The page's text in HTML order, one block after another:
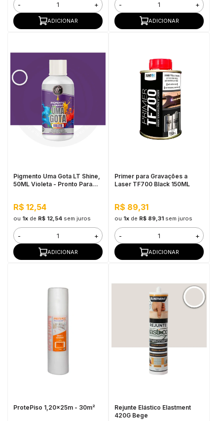
- +
ADICIONAR
- +
ADICIONAR
Pigmento Uma Gota LT Shine,
50ML Violeta - Pronto Para
R$ 12,54
ou 1xde R$ 12,54 sem juros
- +
ADICIONAR
Primer para Gravações a
Laser TF700 Black 150ML
R$ 89,31
ou 1xde R$ 89,31 sem juros
- +
ADICIONAR
ProtePiso 1,20x25m - 30m²
Rejunte Elástico Elastment
420G Bege